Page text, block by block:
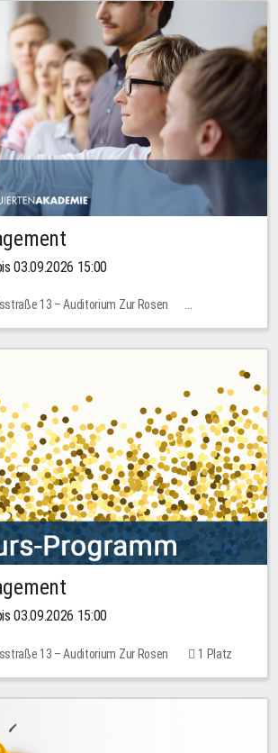
03.09.2026 15:00
13 – Auditorium Zur Rosen
30,00 EUR
03.09.2026 15:00
13 – Auditorium Zur Rosen 1 Platz